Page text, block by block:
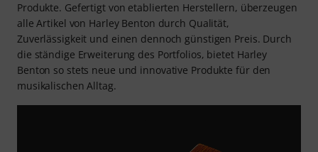
Produkte. Gefertigt von etablierten Herstellern, überzeugen
alle Artikel von Harley Benton durch Qualität,
Zuverlässigkeit und einen dennoch günstigen Preis. Durch
die ständige Erweiterung des Portfolios, bietet Harley
Benton so stets neue und innovative Produkte für den
musikalischen Alltag.